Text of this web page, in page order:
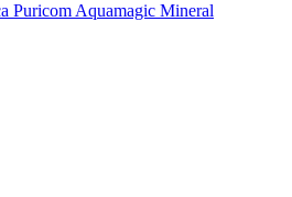
Puricom Aquamagic Mineral